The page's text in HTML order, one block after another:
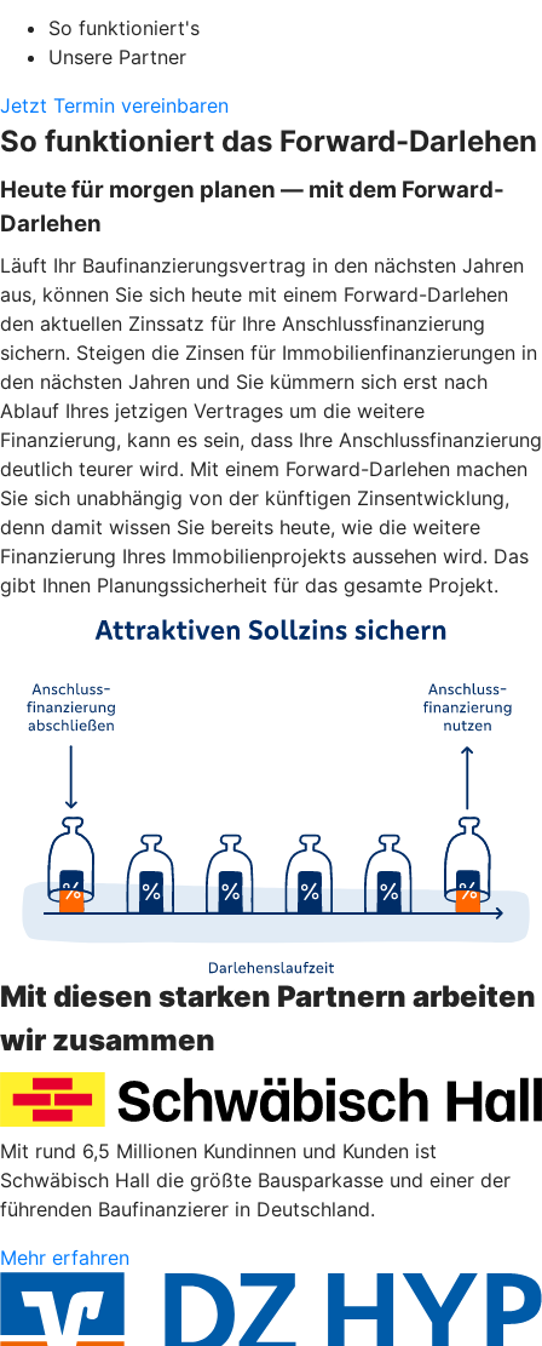
So funktioniert's
Unsere Partner
Jetzt Termin vereinbaren
So funktioniert das Forward-Darlehen
Heute für morgen planen — mit dem Forward-
Darlehen
Läuft Ihr Baufinanzierungsvertrag in den nächsten Jahren
aus, können Sie sich heute mit einem Forward-Darlehen
den aktuellen Zinssatz für Ihre Anschlussfinanzierung
sichern. Steigen die Zinsen für Immobilienfinanzierungen in
den nächsten Jahren und Sie kümmern sich erst nach
Ablauf Ihres jetzigen Vertrages um die weitere
Finanzierung, kann es sein, dass Ihre Anschlussfinanzierung
deutlich teurer wird. Mit einem Forward-Darlehen machen
Sie sich unabhängig von der künftigen Zinsentwicklung,
denn damit wissen Sie bereits heute, wie die weitere
Finanzierung Ihres Immobilienprojekts aussehen wird. Das
gibt Ihnen Planungssicherheit für das gesamte Projekt.
Mit diesen starken Partnern arbeiten
wir zusammen
Mit rund 6,5 Millionen Kundinnen und Kunden ist
Schwäbisch Hall die größte Bausparkasse und einer der
führenden Baufinanzierer in Deutschland.
Mehr erfahren